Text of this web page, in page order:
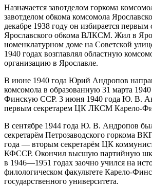
Назначается завотделом горкома
завотделом обкома комсомола
декабре 1938 году он избирается первым
Ярославского обкома ВЛКСМ. Жил в
номенклатурном доме на Советской
1940 годах возглавлял областную
организацию в Ярославле.
В июне 1940 года Юрий Андропов
комсомола в образованную 31 марта
Финскую ССР. 3 июня 1940 года Ю. В.
первым секретарем ЦК ЛКСМ Карело-
В сентябре 1944 года Ю. В. Андропов
секретарём Петрозаводского горкома
года — вторым секретарём ЦК
КФССР. Окончил высшую партийную
в 1946—1951 годах заочно учился на
филологическом факультете Карело-
государственного университета.